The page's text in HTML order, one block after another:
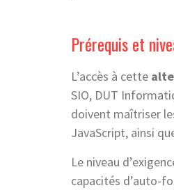
Prérequis et
L’accès à cette
SIO, DUT
doivent maîtriser
JavaScript, ainsi
Le niveau
capacités d’auto-